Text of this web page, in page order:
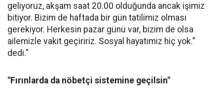
geliyoruz, akşam saat 20.00 olduğunda ancak işimiz
bitiyor. Bizim de haftada bir gün tatilimiz olması
gerekiyor. Herkesin pazar günü var, bizim de olsa
ailemizle vakit geçiririz. Sosyal hayatımız hiç yok."
dedi."
"Fırınlarda da nöbetçi sistemine geçilsin"